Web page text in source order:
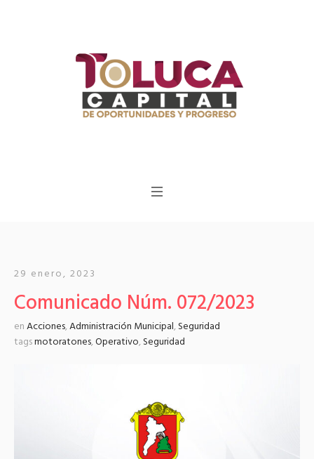
29 enero, 2023
Comunicado Núm. 072/2023
enAcciones,Administración Municipal,Seguridad
tagsmotoratones,Operativo,Seguridad